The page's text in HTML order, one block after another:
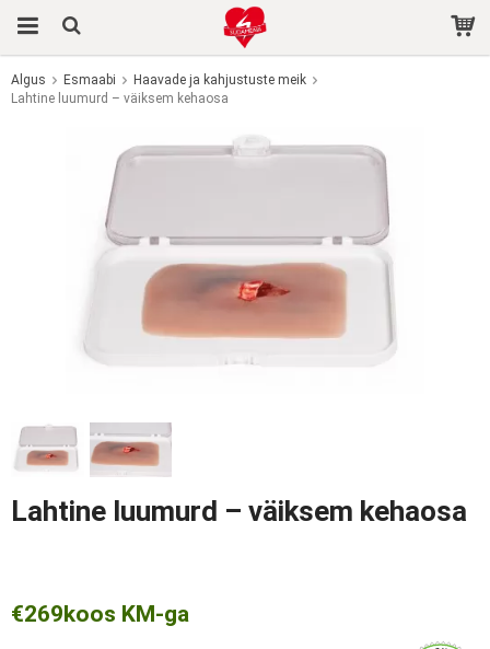
Toode on ostukorvi lisatud.
Algus Esmaabi
Haavade ja kahjustuste meik
Lahtine luumurd – väiksem kehaosa
Lahtine luumurd – väiksem kehaosa
€269koos KM-ga